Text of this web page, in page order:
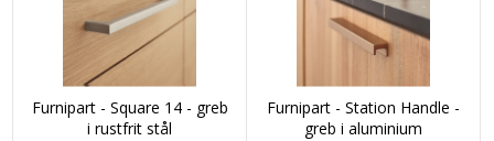
Furnipart - Square 14 - greb
i rustfrit stål
Furnipart - Station Handle -
greb i aluminium